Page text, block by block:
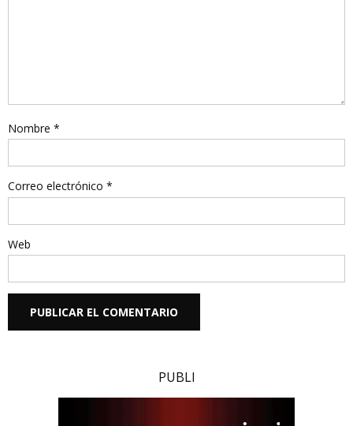
Nombre *
Correo electrónico *
Web
PUBLI